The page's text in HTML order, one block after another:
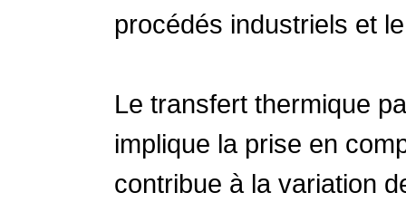
procédés industriels et
Le transfert thermique
implique la prise en
contribue à la variation